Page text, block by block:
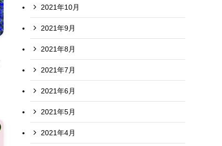
2021年10月
2021年9月
2021年8月
2021年7月
2021年6月
2021年5月
2021年4月